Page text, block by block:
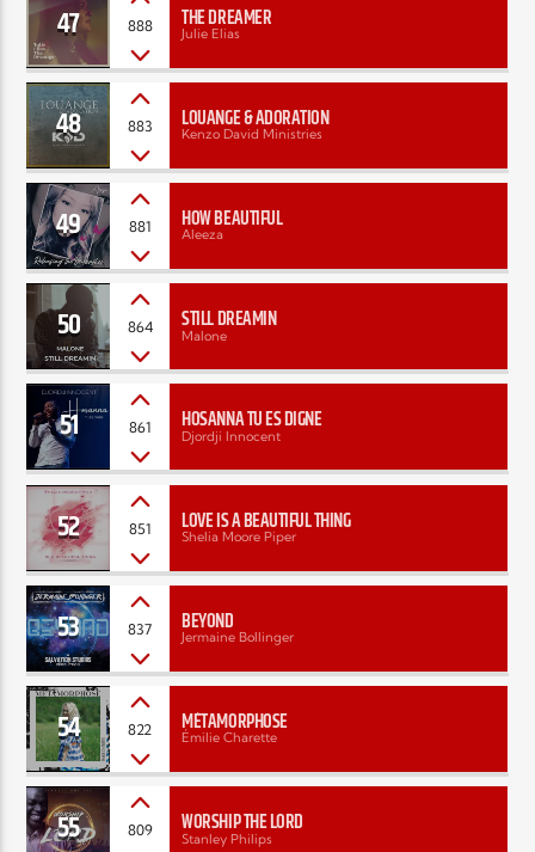
47 888 THE DREAMER
Julie Elias
48 883 LOUANGE & ADORATION
Kenzo David Ministries
49 881 HOW BEAUTIFUL
Aleeza
50 864 STILL DREAMIN
Malone
51 861 HOSANNA TU ES DIGNE
Djordji Innocent
52 851 LOVE IS A BEAUTIFUL THING
Shelia Moore Piper
53 837 BEYOND
Jermaine Bollinger
54 822 MÉTAMORPHOSE
Émilie Charette
55 809 WORSHIP THE LORD
Stanley Philips